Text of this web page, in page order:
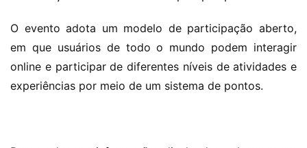
O evento adota um modelo de participação aberto,
em que usuários de todo o mundo podem interagir
online e participar de diferentes níveis de atividades e
experiências por meio de um sistema de pontos.